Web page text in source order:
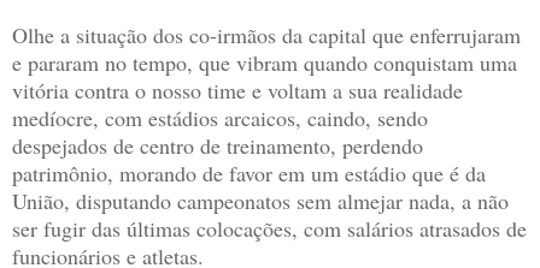
Olhe a situação dos co-irmãos da capital que enferrujaram
e pararam no tempo, que vibram quando conquistam uma
vitória contra o nosso time e voltam a sua realidade
medíocre, com estádios arcaicos, caindo, sendo
despejados de centro de treinamento, perdendo
patrimônio, morando de favor em um estádio que é da
União, disputando campeonatos sem almejar nada, a não
ser fugir das últimas colocações, com salários atrasados de
funcionários e atletas.